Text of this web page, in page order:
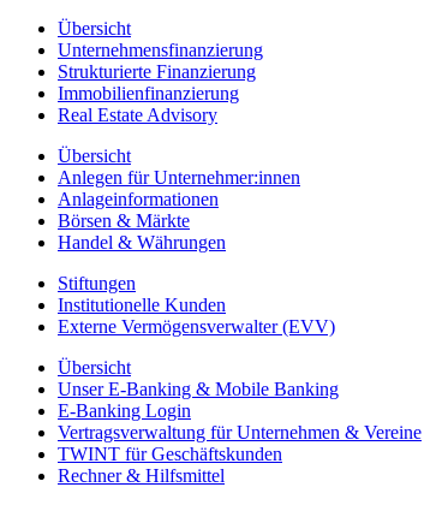
Übersicht
Unternehmensfinanzierung
Strukturierte Finanzierung
Immobilienfinanzierung
Real Estate Advisory
Übersicht
Anlegen für Unternehmer:innen
Anlageinformationen
Börsen & Märkte
Handel & Währungen
Stiftungen
Institutionelle Kunden
Externe Vermögensverwalter (EVV)
Übersicht
Unser E-Banking & Mobile Banking
E-Banking Login
Vertragsverwaltung für Unternehmen & Vereine
TWINT für Geschäftskunden
Rechner & Hilfsmittel